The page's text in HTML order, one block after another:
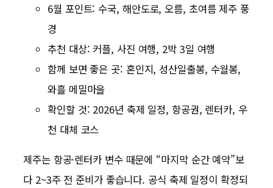
6월 포인트: 수국, 해안도로, 오름, 초여름 제주 풍
경
추천 대상: 커플, 사진 여행, 2박 3일 여행
함께 보면 좋은 곳: 혼인지, 성산일출봉, 수월봉,
와흘 메밀마을
확인할 것: 2026년 축제 일정, 항공권, 렌터카, 우
천 대체 코스
제주는 항공·렌터카 변수 때문에 “마지막 순간 예약”보
다 2~3주 전 준비가 좋습니다. 공식 축제 일정이 확정되